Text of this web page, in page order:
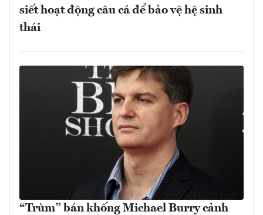
siết hoạt động câu cá để bảo vệ hệ sinh
thái
“Trùm” bán khống Michael Burry cảnh